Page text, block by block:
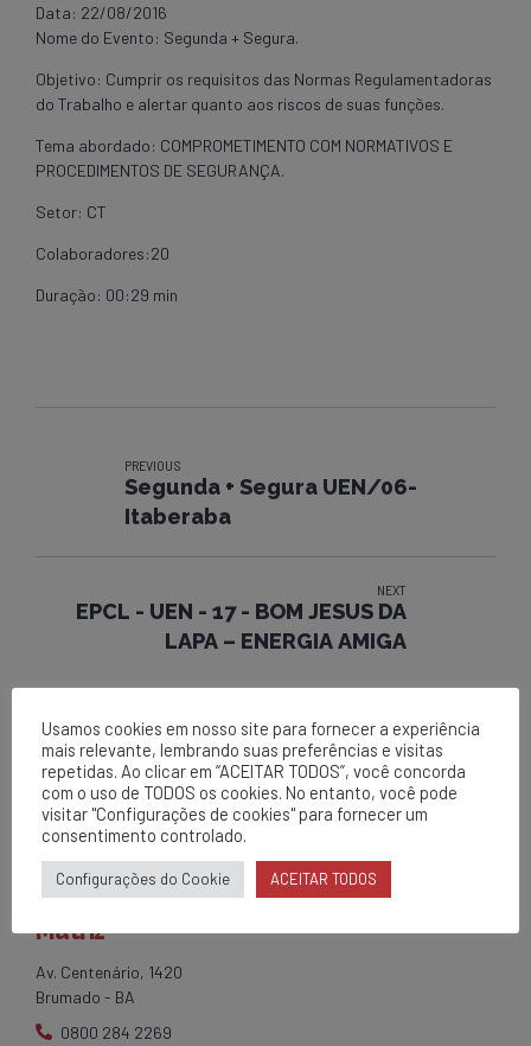
Data: 22/08/2016
Nome do Evento: Segunda + Segura.
Objetivo: Cumprir os requisitos das Normas Regulamentadoras
do Trabalho e alertar quanto aos riscos de suas funções.
Tema abordado: COMPROMETIMENTO COM NORMATIVOS E
PROCEDIMENTOS DE SEGURANÇA.
Setor: CT
Colaboradores:20
Duração: 00:29 min
PREVIOUS
Segunda + Segura UEN/06-
Itaberaba
NEXT
EPCL - UEN - 17 - BOM JESUS DA
LAPA – ENERGIA AMIGA
EPCL
Matriz
Av. Centenário, 1420
Brumado - BA
0800 284 2269
Usamos cookies em nosso site para fornecer a experiência
mais relevante, lembrando suas preferências e visitas
repetidas. Ao clicar em “ACEITAR TODOS”, você concorda
com o uso de TODOS os cookies. No entanto, você pode
visitar "Configurações de cookies" para fornecer um
consentimento controlado.
Configurações do Cookie ACEITAR TODOS